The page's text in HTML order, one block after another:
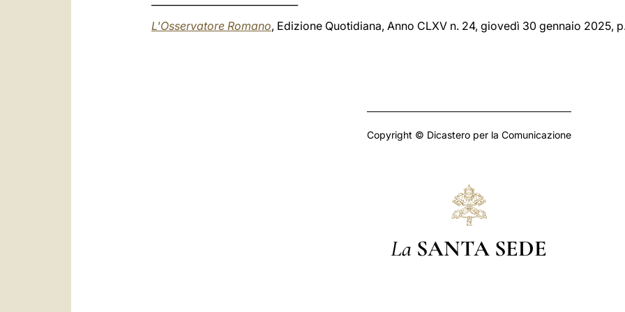
L'Osservatore Romano, Edizione Quotidiana, Anno CLXV n. 24, giovedì 30 gennaio 2025,
Copyright © Dicastero per la Comunicazione
La SANTA SEDE